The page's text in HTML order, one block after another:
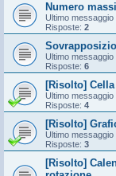
Numero
Ultimo messaggio
Risposte: 2
Ultimo messaggio
Risposte: 6
[Risolto]
Ultimo messaggio
Risposte: 4
[Risolto]
Ultimo messaggio
Risposte: 3
[Risolto]